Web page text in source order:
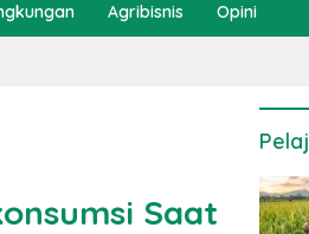
Agribisnis Opini
Saat